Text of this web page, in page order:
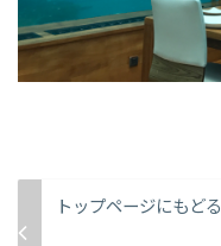
トップページにもどる